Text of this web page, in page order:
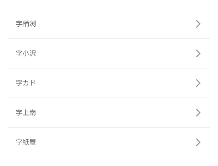
字桶渕
字小沢
字カド
字上南
字紙屋